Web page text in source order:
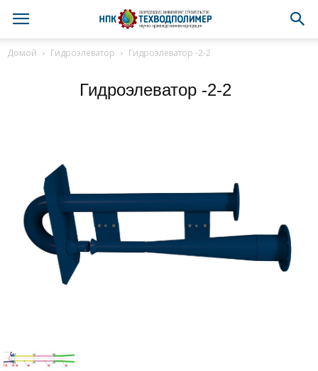
Домой Гидроэлеватор Гидроэлеватор -2-2
Гидроэлеватор -2-2